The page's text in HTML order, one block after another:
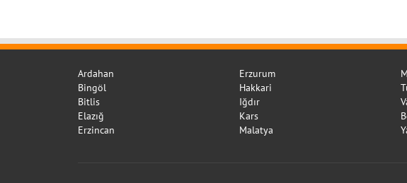
Ardahan
Bingöl
Bitlis
Elazığ
Erzincan
Erzurum
Hakkari
Iğdır
Kars
Malatya